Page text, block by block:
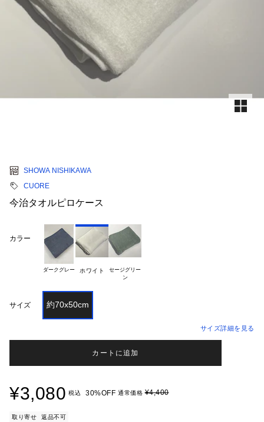
SHOWA NISHIKAWA
CUORE
今治タオルピロケース
カラー
ダークグレー ホワイト
セージグリー
サイズ 約70x50cm
サイズ詳細を見る
カートに追加
¥3,080 税込 30%OFF 通常価格¥4,400
取り寄せ 返品不可